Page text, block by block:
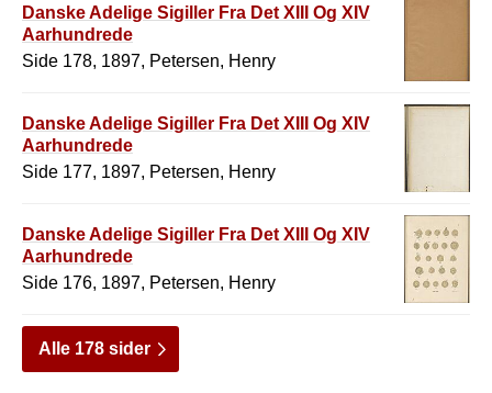
Danske Adelige Sigiller Fra Det XIII Og XIV
Aarhundrede
Side 178, 1897, Petersen, Henry
Danske Adelige Sigiller Fra Det XIII Og XIV
Aarhundrede
Side 177, 1897, Petersen, Henry
Danske Adelige Sigiller Fra Det XIII Og XIV
Aarhundrede
Side 176, 1897, Petersen, Henry
Alle 178 sider